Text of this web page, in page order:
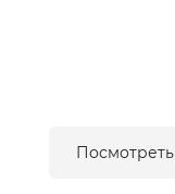
Посмотреть